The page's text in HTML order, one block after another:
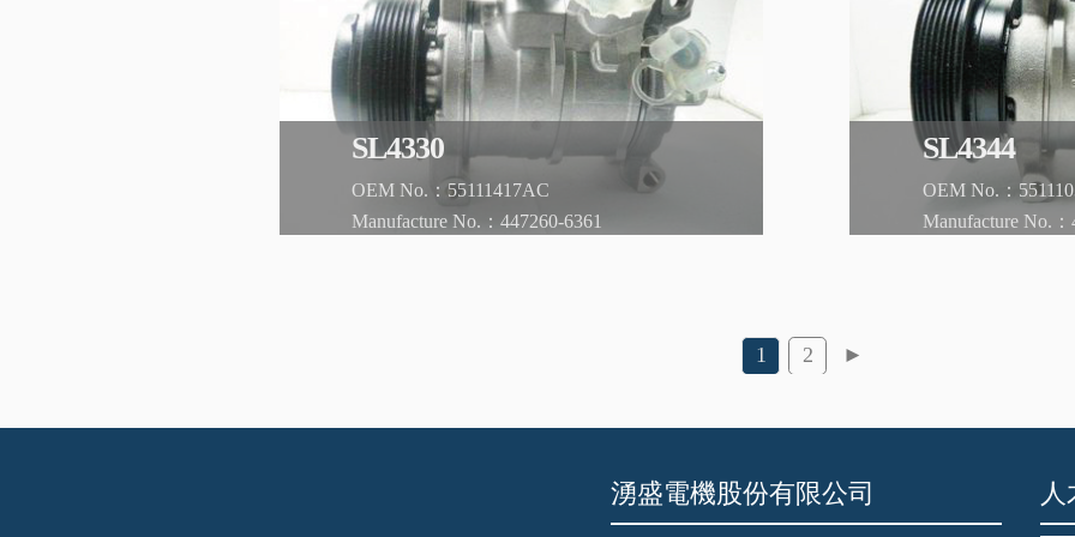
湧盛電機股份有限公司 人